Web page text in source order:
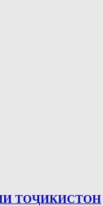
ТОҶИКИСТОН